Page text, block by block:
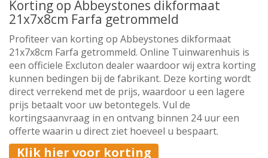
Korting op Abbeystones dikformaat
21x7x8cm Farfa getrommeld
Profiteer van korting op Abbeystones dikformaat
21x7x8cm Farfa getrommeld. Online Tuinwarenhuis is
een officiele Excluton dealer waardoor wij extra korting
kunnen bedingen bij de fabrikant. Deze korting wordt
direct verrekend met de prijs, waardoor u een lagere
prijs betaalt voor uw betontegels. Vul de
kortingsaanvraag in en ontvang binnen 24 uur een
offerte waarin u direct ziet hoeveel u bespaart.
Klik hier voor korting